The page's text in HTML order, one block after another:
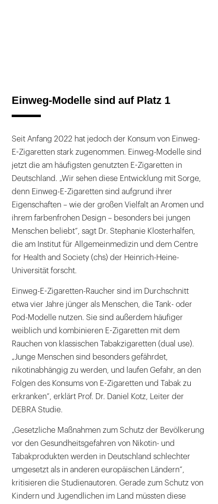
Einweg-Modelle sind auf Platz 1
Seit Anfang 2022 hat jedoch der Konsum von Einweg-
E-Zigaretten stark zugenommen. Einweg-Modelle sind
jetzt die am häufigsten genutzten E-Zigaretten in
Deutschland. „Wir sehen diese Entwicklung mit Sorge,
denn Einweg-E-Zigaretten sind aufgrund ihrer
Eigenschaften – wie der großen Vielfalt an Aromen und
ihrem farbenfrohen Design – besonders bei jungen
Menschen beliebt“, sagt Dr. Stephanie Klosterhalfen,
die am Institut für Allgemeinmedizin und dem Centre
for Health and Society (chs) der Heinrich-Heine-
Universität forscht.
Einweg-E-Zigaretten-Raucher sind im Durchschnitt
etwa vier Jahre jünger als Menschen, die Tank- oder
Pod-Modelle nutzen. Sie sind außerdem häufiger
weiblich und kombinieren E-Zigaretten mit dem
Rauchen von klassischen Tabakzigaretten (dual use).
„Junge Menschen sind besonders gefährdet,
nikotinabhängig zu werden, und laufen Gefahr, an den
Folgen des Konsums von E-Zigaretten und Tabak zu
erkranken“, erklärt Prof. Dr. Daniel Kotz, Leiter der
DEBRA Studie.
„Gesetzliche Maßnahmen zum Schutz der Bevölkerung
vor den Gesundheitsgefahren von Nikotin- und
Tabakprodukten werden in Deutschland schlechter
umgesetzt als in anderen europäischen Ländern“,
kritisieren die Studienautoren. Gerade zum Schutz von
Kindern und Jugendlichen im Land müssten diese